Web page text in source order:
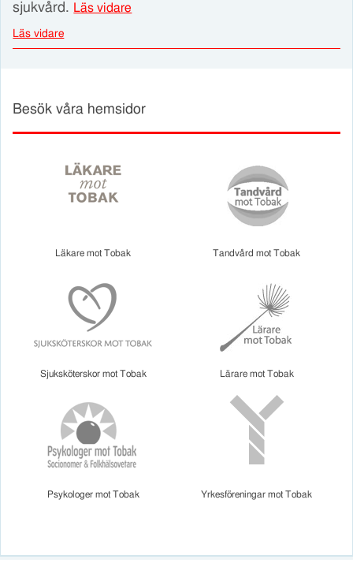
sjukvård. Läs vidare
Läs vidare
Besök våra hemsidor
Läkare mot Tobak Tandvård mot Tobak
Sjuksköterskor mot Tobak Lärare mot Tobak
Psykologer mot Tobak Yrkesföreningar mot Tobak